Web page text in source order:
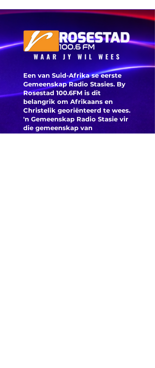
Bela: Die
regulasies
nie
aan nie
Een van Suid-Afrika se eerste
Gemeenskap Radio Stasies. By
Rosestad 100.6FM is dit
belangrik om Afrikaans en
Christelik georiënteerd te wees.
'n Gemeenskap Radio Stasie vir
die gemeenskap van
Bloemfontein.